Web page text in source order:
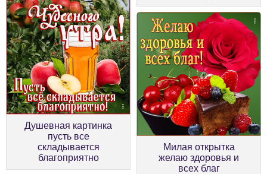
Душевная картинка
пусть все
складывается
благоприятно
Милая открытка
желаю здоровья и
всех благ